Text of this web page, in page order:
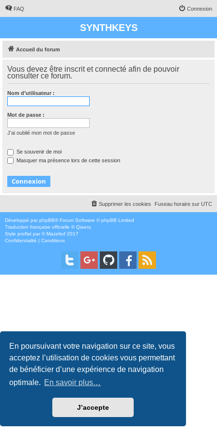
En poursuivant votre navigation sur ce site, vous
acceptez l’utilisation de cookies vous permettant
de bénéficier d’une expérience de navigation
optimale. En savoir plus…
J’accepte
FAQ Connexion
SYNTHKEYS
Accueil du forum
Vous devez être inscrit et connecté afin de pouvoir
consulter ce forum.
Nom d’utilisateur :
Mot de passe :
J’ai oublié mon mot de passe
Se souvenir de moi
Masquer ma présence lors de cette session
Fuseau horaire sur UTC
Supprimer les cookies
Développé par phpBB® Forum Software © phpBB Limited
Traduction française officielle ©Qiaeru
Style proflat par ©Mazeltof 2017
Confidentialité | Conditions